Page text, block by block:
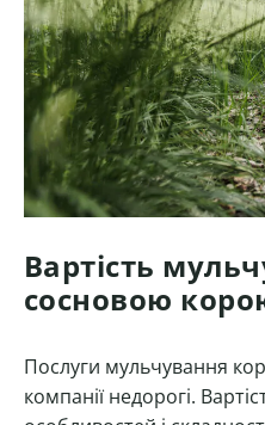
Вартість
сосновою
Послуги мульчування
компанії недорогі.